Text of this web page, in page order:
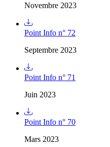
Novembre 2023
Point Info n° 72
Septembre 2023
Point Info n° 71
Juin 2023
Point Info n° 70
Mars 2023